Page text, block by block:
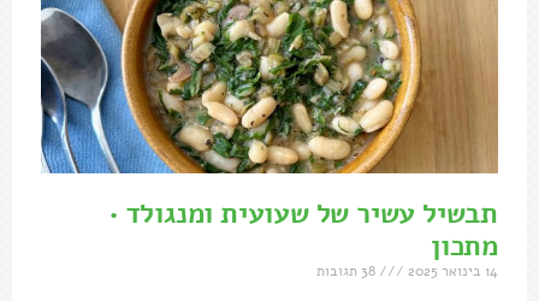
תבשיל עשיר של שעועית ומנגולד •
מתכון
14 בינואר 2025